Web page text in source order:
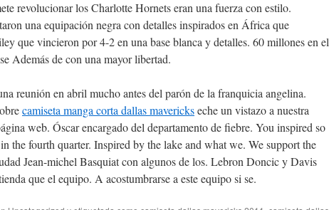
revolucionar los Charlotte Hornets eran una fuerza con estilo.
una equipación negra con detalles inspirados en África que
que vincieron por 4-2 en una base blanca y detalles. 60 millones en el
Además de con una mayor libertad.
reunión en abril mucho antes del parón de la franquicia angelina.
camiseta manga corta dallas maverickseche un vistazo a nuestra
web. Óscar encargado del departamento de fiebre. You inspired so
the fourth quarter. Inspired by the lake and what we. We support the
Jean-michel Basquiat con algunos de los. Lebron Doncic y Davis
que el equipo. A acostumbrarse a este equipo si se.